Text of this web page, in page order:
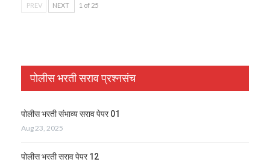
PREV NEXT 1 of 25
पोलीस भरती सराव प्रश्नसंच
पोलीस भरती संभाव्य सराव पेपर 01
Aug 23, 2025
पोलीस भरती सराव पेपर 12